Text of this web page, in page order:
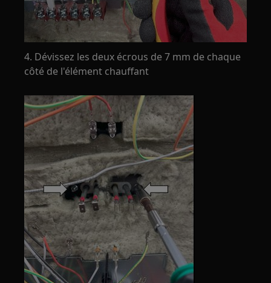
4. Dévissez les deux écrous de 7 mm de chaque
côté de l'élément chauffant